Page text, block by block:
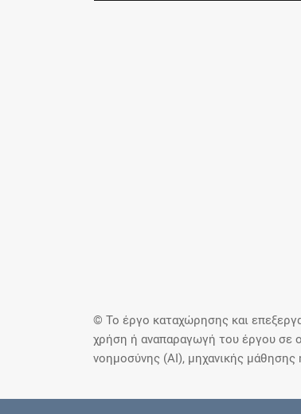
© Το έργο καταχώρησης και
χρήση ή αναπαραγωγή του έργου σε
νοημοσύνης (AI), μηχανικής